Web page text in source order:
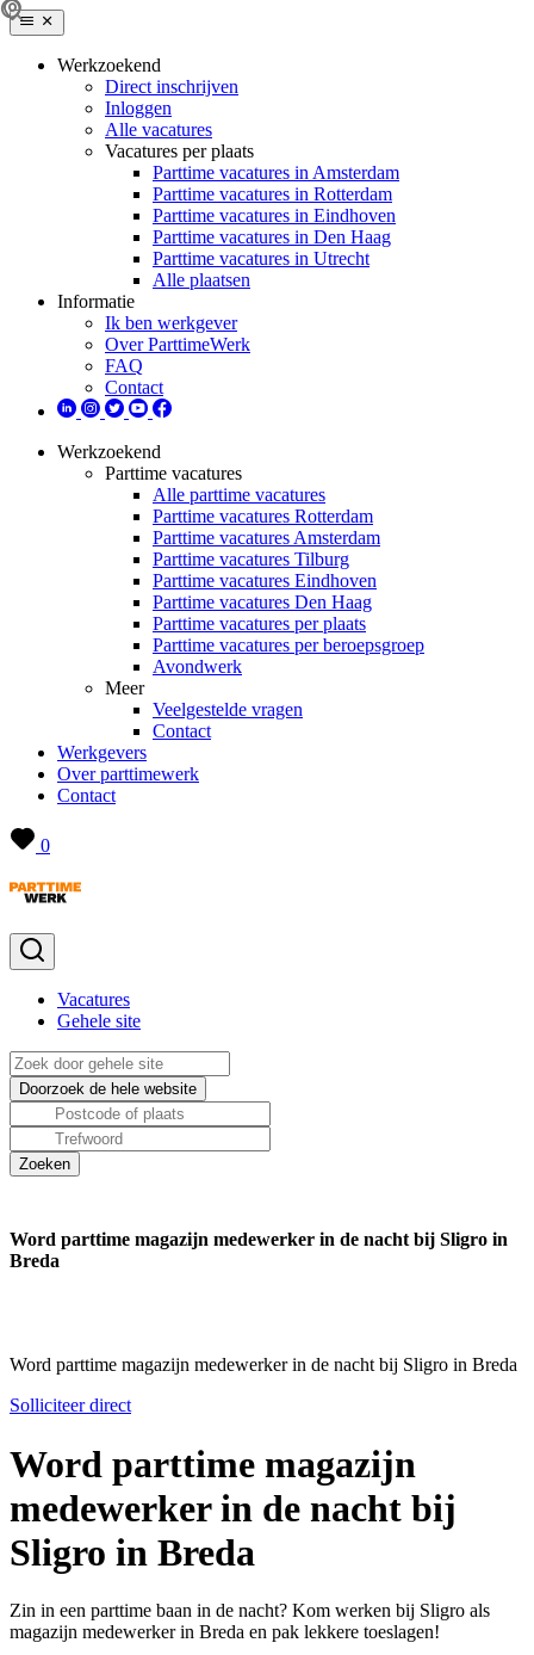
Werkzoekend
Direct inschrijven
Inloggen
Alle vacatures
Vacatures per plaats
Parttime vacatures in Amsterdam
Parttime vacatures in Rotterdam
Parttime vacatures in Eindhoven
Parttime vacatures in Den Haag
Parttime vacatures in Utrecht
Alle plaatsen
Informatie
Ik ben werkgever
Over ParttimeWerk
FAQ
Contact
Werkzoekend
Parttime vacatures
Alle parttime vacatures
Parttime vacatures Rotterdam
Parttime vacatures Amsterdam
Parttime vacatures Tilburg
Parttime vacatures Eindhoven
Parttime vacatures Den Haag
Parttime vacatures per plaats
Parttime vacatures per beroepsgroep
Avondwerk
Meer
Veelgestelde vragen
Contact
Werkgevers
Over parttimewerk
Contact
0
Vacatures
Gehele site
Word parttime magazijn medewerker in de nacht bij Sligro in
Breda
Word parttime magazijn medewerker in de nacht bij Sligro in Breda
Solliciteer direct
Word parttime magazijn
medewerker in de nacht bij
Sligro in Breda
Zin in een parttime baan in de nacht? Kom werken bij Sligro als
magazijn medewerker in Breda en pak lekkere toeslagen!